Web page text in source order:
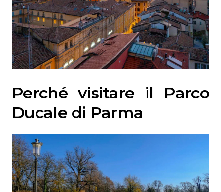
Perché visitare il Parco
Ducale di Parma